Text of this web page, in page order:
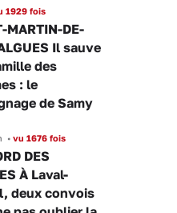
1929 fois
MARTIN-DE-
Il sauve
des
: le
de Samy
• vu 1676 fois
DES
À Laval-
deux convois